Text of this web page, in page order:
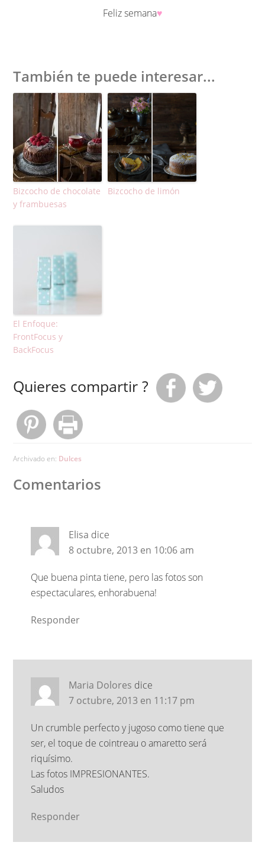
Feliz semana♥
También te puede interesar...
Bizcocho de chocolate
y frambuesas
Bizcocho de limón
El Enfoque:
FrontFocus y
BackFocus
Quieres compartir ?
Archivado en: Dulces
Comentarios
Elisa dice
8 octubre, 2013 en 10:06 am
Que buena pinta tiene, pero las fotos son
espectaculares, enhorabuena!
Responder
Maria Dolores dice
7 octubre, 2013 en 11:17 pm
Un crumble perfecto y jugoso como tiene que
ser, el toque de cointreau o amaretto será
riquísimo.
Las fotos IMPRESIONANTES.
Saludos
Responder